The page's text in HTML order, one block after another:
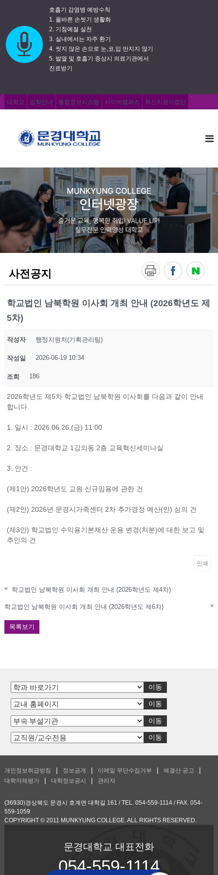
호흡기 감염병 예방수칙
1. 올바른 손씻기 생활화
2. 기침예절 실천
3. 실내에서는 자주 환기
4. 씻지 않은 손으로 눈,코,입 만지지 않기
5. 발열 및 호흡기 증상시 의료기관에서
진료받기
대학교 입학안내 통합정보시스템 사이버캠퍼스 혁신지원사업단
,
행
복
한
취
업
!
V
A
L
실
무
사전공지
학교법인 남북학원 이사회 개최 안내 (2026학년도 제
5차)
작성자 행정지원처(기획관리팀)
작성일 2026-06-19 10:34
조회 186
2026학년도 제5차 학교법인 남북학원 이사회를 다음과 같이 안내
합니다.
1. 일시 : 2026.06.26.(금) 11:00
2. 장소 : 문경대학교 1강의동 2층 교육혁신세미나실
3. 안건 :
(제1안) 2026학년도 교원 신규임용에 관한 건
(제2안) 2026년 문경시가족센터 2차 추가경정 예산(안) 심의 건
(제3안) 학교법인 수익용기본재산 운용 변경(처분)에 대한 보고 및
추인의 건
인쇄
« 학교법인 남북학원 이사회 개최 안내 (2026학년도 제4차)
학교법인 남북학원 이사회 개최 안내 (2026학년도 제6차) »
목록보기
개인정보취급방침 정보공개 이메일 무단수집거부
예결산 공고
대학자체평가
대학정보공시 관리자
(36930)경상북도 문경시 호계면 대학길 161 / TEL. 054-559-1114 / FAX. 054-
559-1059
COPYRIGHT © 2011 MUNKYUNG COLLEGE. ALL RIGHTS RESERVED.
문경대학교 대표전화
054-559-1114